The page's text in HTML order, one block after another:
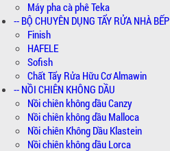
Máy pha cà phê Teka
-- BỘ CHUYÊN DỤNG TẨY RỬA NHÀ BẾP
Finish
HAFELE
Sofish
Chất Tẩy Rửa Hữu Cơ Almawin
-- NỒI CHIÊN KHÔNG DẦU
Nồi chiên không dầu Canzy
Nồi chiên không dầu Malloca
Nồi chiên Không Dầu Klastein
Nồi chiên không dầu Lorca